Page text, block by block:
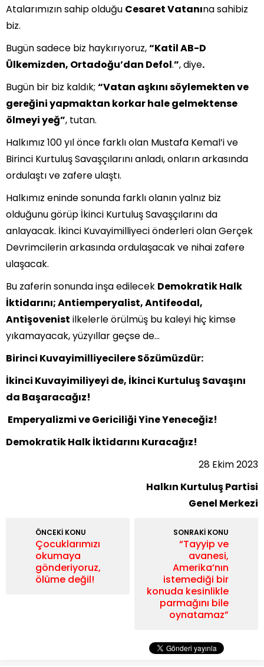
Atalarımızın sahip olduğu Cesaret Vatanına sahibiz
biz.
Bugün sadece biz haykırıyoruz,“Katil AB-D
Ülkemizden, Ortadoğu’dan Defol.”, diye.
Bugün bir biz kaldık; “Vatan aşkını söylemekten ve
gereğini yapmaktan korkar hale gelmektense
ölmeyi yeğ”, tutan.
Halkımız 100 yıl önce farklı olan Mustafa Kemal’i ve
Birinci Kurtuluş Savaşçılarını anladı, onların arkasında
ordulaştı ve zafere ulaştı.
Halkımız eninde sonunda farklı olanın yalnız biz
olduğunu görüp İkinci Kurtuluş Savaşçılarını da
anlayacak. İkinci Kuvayimilliyeci önderleri olan Gerçek
Devrimcilerin arkasında ordulaşacak ve nihai zafere
ulaşacak.
Bu zaferin sonunda inşa edilecek Demokratik Halk
İktidarını; Antiemperyalist, Antifeodal,
Antişovenist ilkelerle örülmüş bu kaleyi hiç kimse
yıkamayacak, yüzyıllar geçse de…
Birinci Kuvayimilliyecilere Sözümüzdür:
İkinci Kuvayimiliyeyi de, İkinci Kurtuluş Savaşını
da Başaracağız!
Emperyalizmi ve Gericiliği Yine Yeneceğiz!
Demokratik Halk İktidarını Kuracağız!
28 Ekim 2023
Halkın Kurtuluş Partisi
Genel Merkezi
ÖNCEKİ KONU
Çocuklarımızı
okumaya
gönderiyoruz,
ölüme değil!
SONRAKİ KONU
“Tayyip ve
avanesi,
Amerika’nın
istemediği bir
konuda kesinlikle
parmağını bile
oynatamaz”